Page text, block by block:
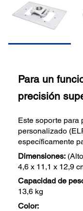
Para un
precisión
Este soporte para
personalizado
específicamente
Dimensiones:
4,6 x 11,1 x 12,9
Capacidad de
13,6 kg
Color: